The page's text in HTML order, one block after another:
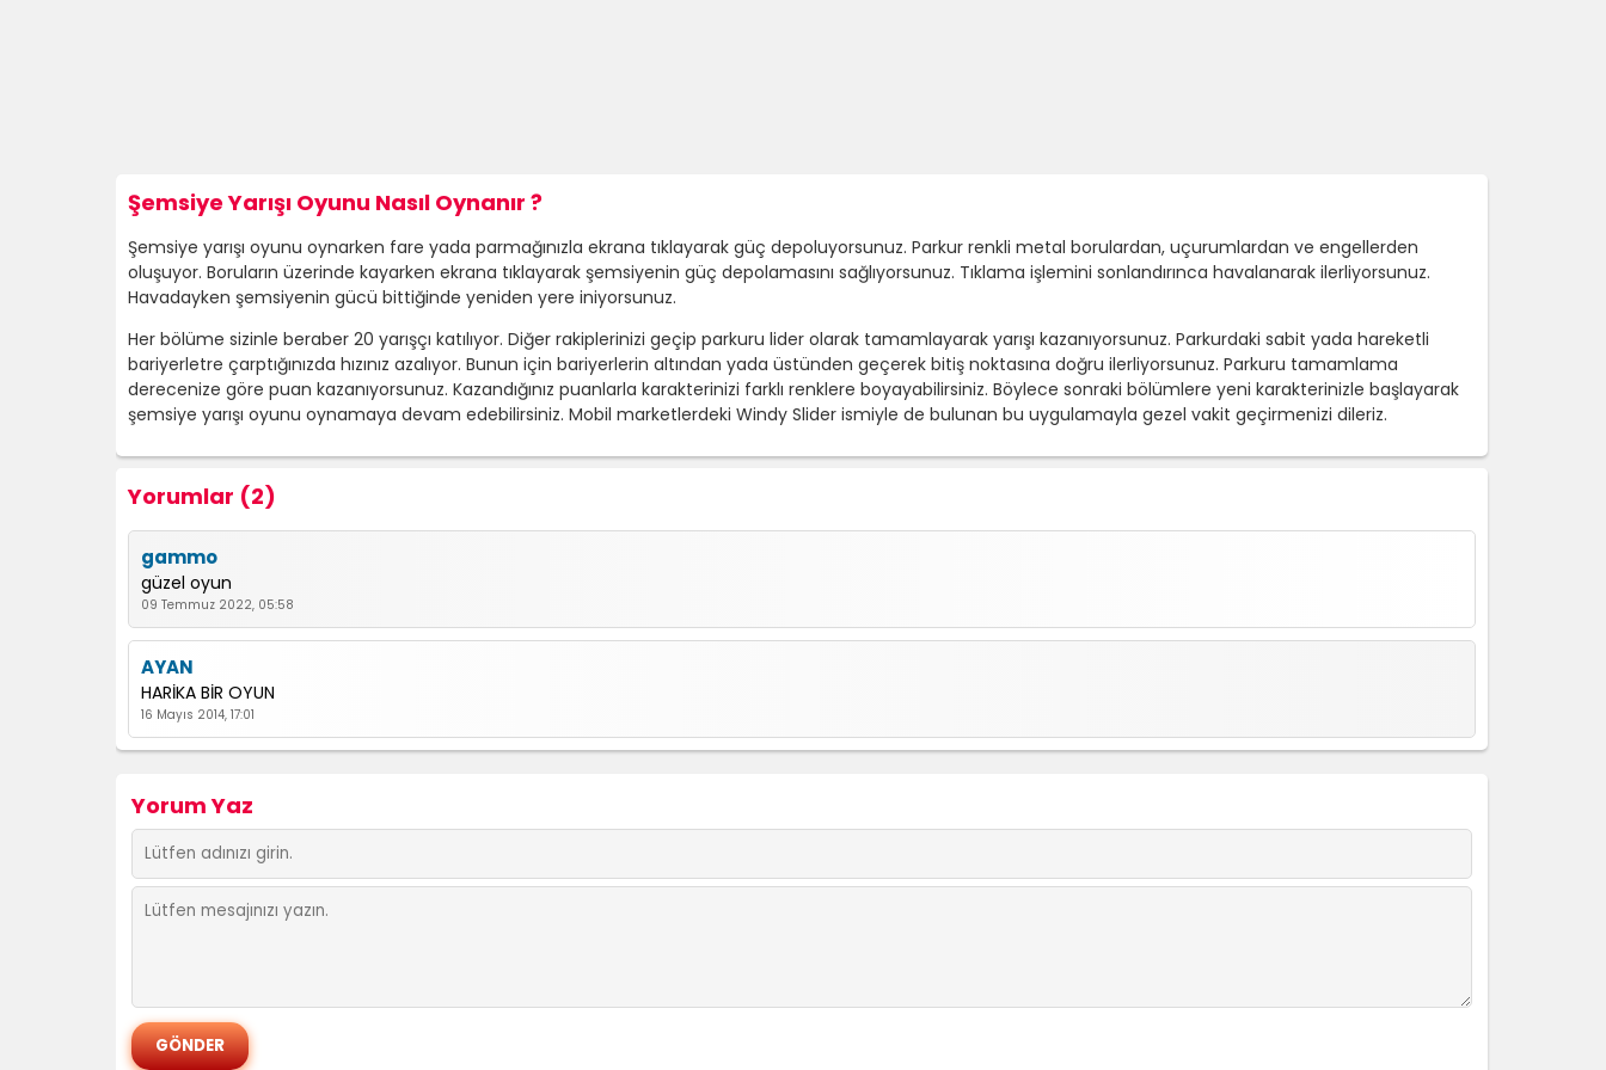
Şemsiye Yarışı Oyunu Nasıl Oynanır ?
Şemsiye yarışı oyunu oynarken fare yada parmağınızla ekrana tıklayarak güç depoluyorsunuz. Parkur renkli metal borulardan, uçurumlardan ve engellerden
oluşuyor. Boruların üzerinde kayarken ekrana tıklayarak şemsiyenin güç depolamasını sağlıyorsunuz. Tıklama işlemini sonlandırınca havalanarak ilerliyorsunuz.
Havadayken şemsiyenin gücü bittiğinde yeniden yere iniyorsunuz.
Her bölüme sizinle beraber 20 yarışçı katılıyor. Diğer rakiplerinizi geçip parkuru lider olarak tamamlayarak yarışı kazanıyorsunuz. Parkurdaki sabit yada hareketli
bariyerletre çarptığınızda hızınız azalıyor. Bunun için bariyerlerin altından yada üstünden geçerek bitiş noktasına doğru ilerliyorsunuz. Parkuru tamamlama
derecenize göre puan kazanıyorsunuz. Kazandığınız puanlarla karakterinizi farklı renklere boyayabilirsiniz. Böylece sonraki bölümlere yeni karakterinizle başlayarak
şemsiye yarışı oyunu oynamaya devam edebilirsiniz. Mobil marketlerdeki Windy Slider ismiyle de bulunan bu uygulamayla gezel vakit geçirmenizi dileriz.
Yorumlar (2)
gammo
güzel oyun
09 Temmuz 2022, 05:58
AYAN
HARİKA BİR OYUN
16 Mayıs 2014, 17:01
Yorum Yaz